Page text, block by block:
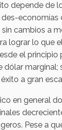
depende de
economías
cambios a
lograr lo que
el
marginal;
a gran
en general
Pese a